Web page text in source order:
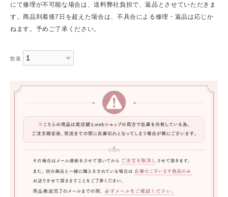
にて修理が不可能な場合は、送料弊社負担で、返品とさせていただきま
す。商品到着後7日を超えた場合は、不具合による修理・返品は応じか
ねます。予めご了承ください。
数量